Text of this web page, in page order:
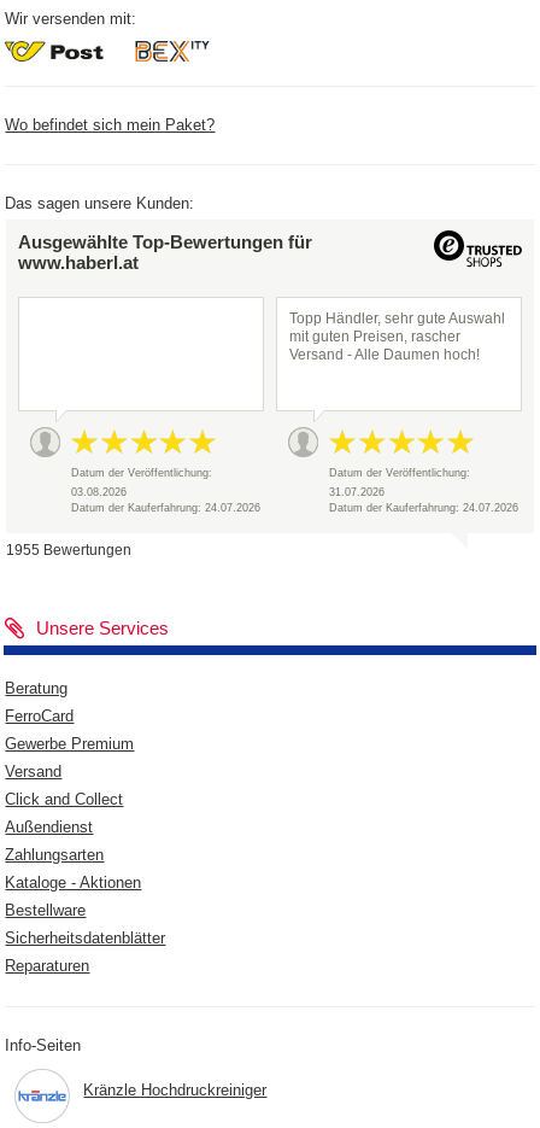
Wir versenden mit:
Wo befindet sich mein Paket?
Das sagen unsere Kunden:
Ausgewählte Top-Bewertungen für
www.haberl.at
Datum der Veröffentlichung:
03.08.2026
Datum der Kauferfahrung: 24.07.2026
Topp Händler, sehr gute Auswahl
mit guten Preisen, rascher
Versand - Alle Daumen hoch!
Datum der Veröffentlichung:
31.07.2026
Datum der Kauferfahrung: 24.07.2026
1955 Bewertungen
Unsere Services
Beratung
FerroCard
Gewerbe Premium
Versand
Click and Collect
Außendienst
Zahlungsarten
Kataloge - Aktionen
Bestellware
Sicherheitsdatenblätter
Reparaturen
Info-Seiten
Kränzle Hochdruckreiniger